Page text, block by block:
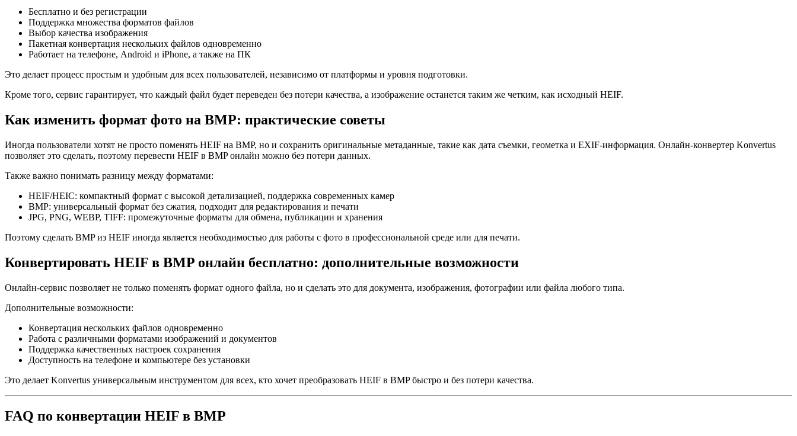
Бесплатно и без регистрации
Поддержка множества форматов файлов
Выбор качества изображения
Пакетная конвертация нескольких файлов одновременно
Работает на телефоне, Android и iPhone, а также на ПК
Это делает процесс простым и удобным для всех пользователей, независимо от платформы и уровня подготовки.
Кроме того, сервис гарантирует, что каждый файл будет переведен без потери качества, а изображение останется таким же четким, как исходный HEIF.
Как изменить формат фото на BMP: практические советы
Иногда пользователи хотят не просто поменять HEIF на BMP, но и сохранить оригинальные метаданные, такие как дата съемки, геометка и EXIF-информация. Онлайн-конвертер Konvertus
позволяет это сделать, поэтому перевести HEIF в BMP онлайн можно без потери данных.
Также важно понимать разницу между форматами:
HEIF/HEIC: компактный формат с высокой детализацией, поддержка современных камер
BMP: универсальный формат без сжатия, подходит для редактирования и печати
JPG, PNG, WEBP, TIFF: промежуточные форматы для обмена, публикации и хранения
Поэтому сделать BMP из HEIF иногда является необходимостью для работы с фото в профессиональной среде или для печати.
Конвертировать HEIF в BMP онлайн бесплатно: дополнительные возможности
Онлайн-сервис позволяет не только поменять формат одного файла, но и сделать это для документа, изображения, фотографии или файла любого типа.
Дополнительные возможности:
Конвертация нескольких файлов одновременно
Работа с различными форматами изображений и документов
Поддержка качественных настроек сохранения
Доступность на телефоне и компьютере без установки
Это делает Konvertus универсальным инструментом для всех, кто хочет преобразовать HEIF в BMP быстро и без потери качества.
FAQ по конвертации HEIF в BMP